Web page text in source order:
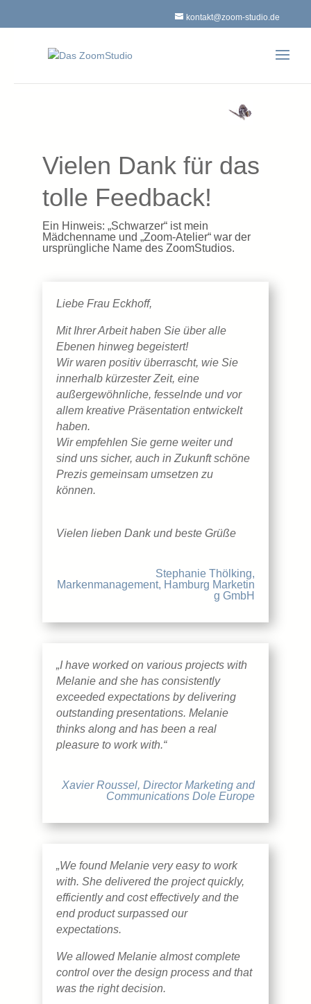
kontakt@zoom-studio.de
Vielen Dank für das
tolle Feedback!
Ein Hinweis: „Schwarzer“ ist mein
Mädchenname und „Zoom-Atelier“ war der
ursprüngliche Name des ZoomStudios.
Liebe Frau Eckhoff,
Mit Ihrer Arbeit haben Sie über alle
Ebenen hinweg begeistert!
Wir waren positiv überrascht, wie Sie
innerhalb kürzester Zeit, eine
außergewöhnliche, fesselnde und vor
allem kreative Präsentation entwickelt
haben.
Wir empfehlen Sie gerne weiter und
sind uns sicher, auch in Zukunft schöne
Prezis gemeinsam umsetzen zu
können.
Vielen lieben Dank und beste Grüße
Stephanie Thölking,
Markenmanagement, Hamburg Marketin
g GmbH
„I have worked on various projects with
Melanie and she has consistently
exceeded expectations by delivering
outstanding presentations. Melanie
thinks along and has been a real
pleasure to work with.“
Xavier Roussel, Director Marketing and
Communications Dole Europe
„We found Melanie very easy to work
with. She delivered the project quickly,
efficiently and cost effectively and the
end product surpassed our
expectations.
We allowed Melanie almost complete
control over the design process and that
was the right decision.